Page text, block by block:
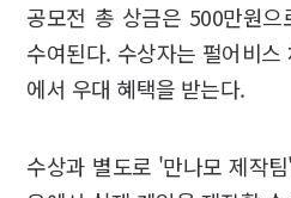
공모전 총 상금은 500만원
수여된다. 수상자는 펄어비
에서 우대 혜택을 받는다.
수상과 별도로 '만나모 제작